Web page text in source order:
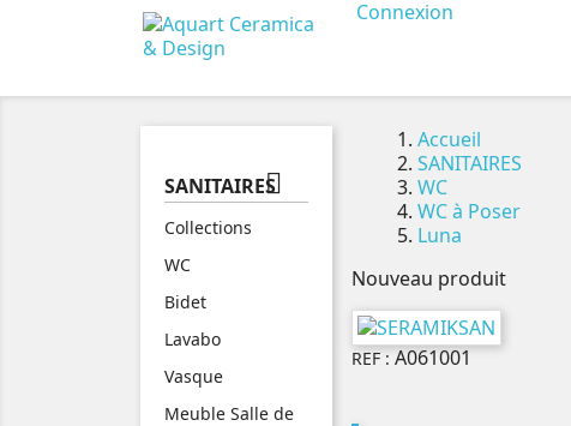
Connexion
SANITAIRES

Collections
WC
Bidet
Lavabo
Vasque
Meuble Salle de
Accueil
SANITAIRES
WC
WC à Poser
Luna
Nouveau produit
REF : A061001